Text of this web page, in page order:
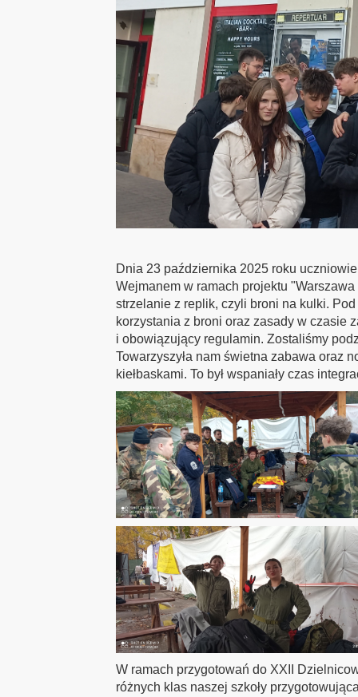
Dnia 23 października 2025 roku
Wejmanem w ramach projektu
strzelanie z replik, czyli broni na kulki.
korzystania z broni oraz zasady w czasie
i obowiązujący regulamin. Zostaliśmy
Towarzyszyła nam świetna zabawa oraz
kiełbaskami. To był wspaniały czas
W ramach przygotowań do XXII
różnych klas naszej szkoły